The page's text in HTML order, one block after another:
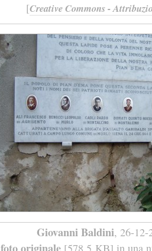
[Creative Commons -
Giovanni Baldini, 26-12-
foto originale [578,5 KB] in una